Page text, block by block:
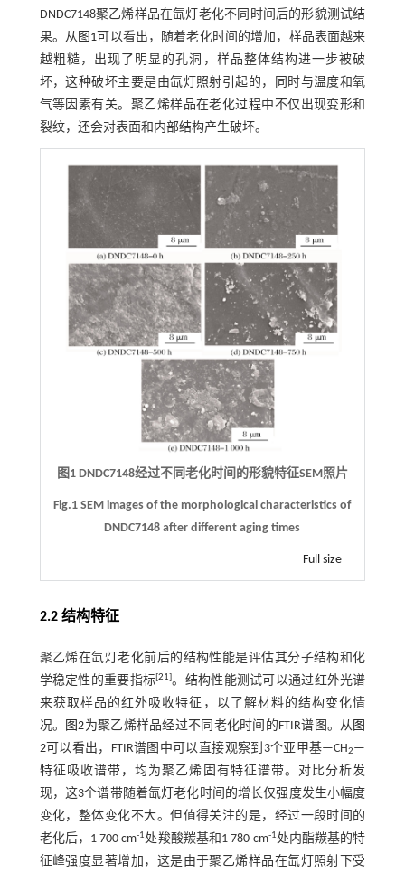
DNDC7148聚乙烯样品在氙灯老化不同时间后的形貌测试结
果。从图1可以看出，随着老化时间的增加，样品表面越来
越粗糙，出现了明显的孔洞，样品整体结构进一步被破
坏，这种破坏主要是由氙灯照射引起的，同时与温度和氧
气等因素有关。聚乙烯样品在老化过程中不仅出现变形和
裂纹，还会对表面和内部结构产生破坏。
图1 DNDC7148经过不同老化时间的形貌特征SEM照片
Fig.1 SEM images of the morphological characteristics of
DNDC7148 after different aging times
Full size
2.2 结构特征
聚乙烯在氙灯老化前后的结构性能是评估其分子结构和化
学稳定性的重要指标[21]。结构性能测试可以通过红外光谱
来获取样品的红外吸收特征，以了解材料的结构变化情
况。
图2为聚乙烯样品经过不同老化时间的FTIR谱图。从 图
2可以看出，FTIR谱图中可以直接观察到3个亚甲基—CH2—
特征吸收谱带，均为聚乙烯固有特征谱带。对比分析发
现，这3个谱带随着氙灯老化时间的增长仅强度发生小幅度
变化，整体变化不大。但值得关注的是，经过一段时间的
老化后，1 700 cm-1处羧酸羰基和1 780 cm-1处内酯羰基的特
征峰强度显著增加，这是由于聚乙烯样品在氙灯照射下受